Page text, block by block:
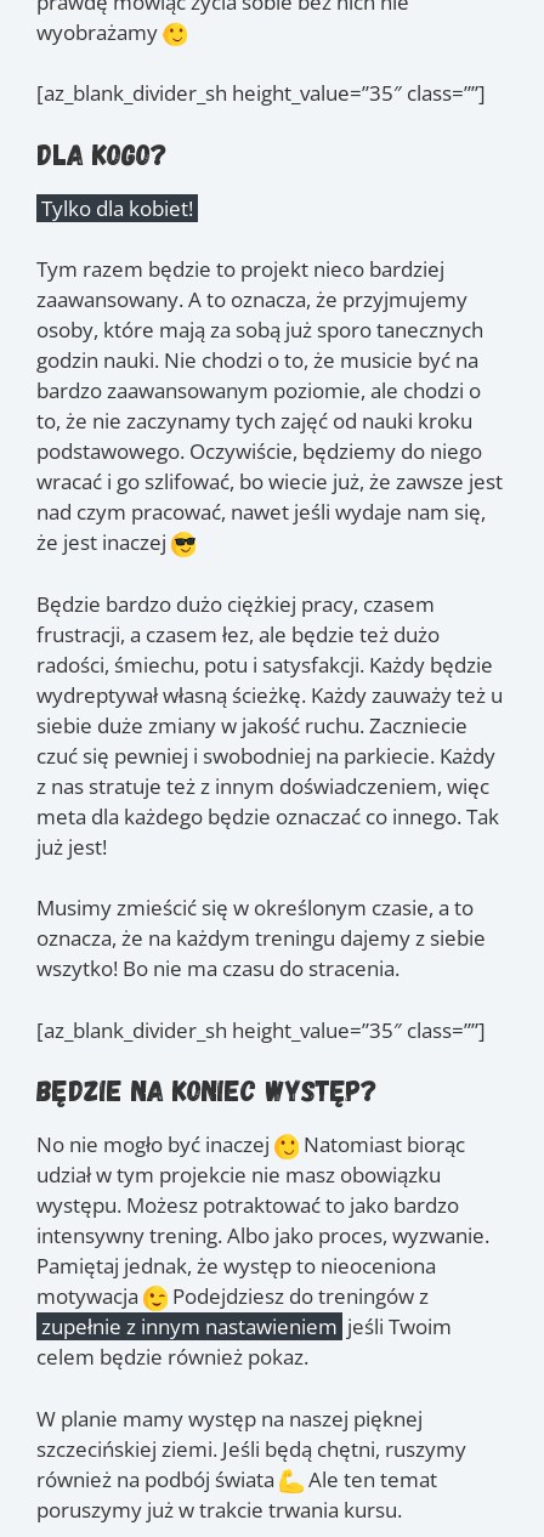
wyobrażamy
[az_blank_divider_sh height_value=”35″ class=””]
Dla kogo?
Tylko dla kobiet!
Tym razem będzie to projekt nieco bardziej
zaawansowany. A to oznacza, że przyjmujemy
osoby, które mają za sobą już sporo tanecznych
godzin nauki. Nie chodzi o to, że musicie być na
bardzo zaawansowanym poziomie, ale chodzi o
to, że nie zaczynamy tych zajęć od nauki kroku
podstawowego. Oczywiście, będziemy do niego
wracać i go szlifować, bo wiecie już, że zawsze jest
nad czym pracować, nawet jeśli wydaje nam się,
że jest inaczej
Będzie bardzo dużo ciężkiej pracy, czasem
frustracji, a czasem łez, ale będzie też dużo
radości, śmiechu, potu i satysfakcji. Każdy będzie
wydreptywał własną ścieżkę. Każdy zauważy też u
siebie duże zmiany w jakość ruchu. Zaczniecie
czuć się pewniej i swobodniej na parkiecie. Każdy
z nas stratuje też z innym doświadczeniem, więc
meta dla każdego będzie oznaczać co innego. Tak
już jest!
Musimy zmieścić się w określonym czasie, a to
oznacza, że na każdym treningu dajemy z siebie
wszytko! Bo nie ma czasu do stracenia.
[az_blank_divider_sh height_value=”35″ class=””]
Będzie na koniec występ?
No nie mogło być inaczej
Natomiast biorąc
udział w tym projekcie nie masz obowiązku
występu. Możesz potraktować to jako bardzo
intensywny trening. Albo jako proces, wyzwanie.
Pamiętaj jednak, że występ to nieoceniona
motywacja
Podejdziesz do treningów z
zupełnie z innym nastawieniem jeśli Twoim
celem będzie również pokaz.
W planie mamy występ na naszej pięknej
szczecińskiej ziemi. Jeśli będą chętni, ruszymy
również na podbój świata
Ale ten temat
poruszymy już w trakcie trwania kursu.